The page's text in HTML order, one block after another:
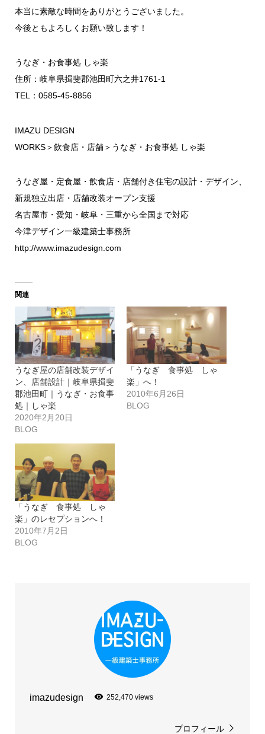
本当に素敵な時間をありがとうございました。
今後ともよろしくお願い致します！
うなぎ・お食事処 しゃ楽
住所：岐阜県揖斐郡池田町六之井1761-1
TEL：0585-45-8856
IMAZU DESIGN
WORKS＞飲食店・店舗＞ うなぎ・お食事処 しゃ楽
うなぎ屋・定食屋・飲食店・店舗付き住宅の設計・デザイン、
新規独立出店・店舗改装オープン支援
名古屋市・愛知・岐阜・三重から全国まで対応
今津デザイン一級建築士事務所
http://www.imazudesign.com
関連
うなぎ屋の店舗改装デザイ
ン、店舗設計｜岐阜県揖斐
郡池田町｜うなぎ・お食事
処｜しゃ楽
2020年2月20日
BLOG
「うなぎ 食事処 しゃ
楽」へ！
2010年6月26日
BLOG
「うなぎ 食事処 しゃ
楽」のレセプションへ！
2010年7月2日
BLOG
imazudesign 252,470 views
プロフィール